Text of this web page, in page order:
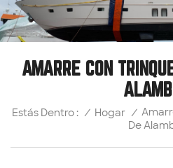
AMARRE CON
Estás Dentro : / Hogar /
De